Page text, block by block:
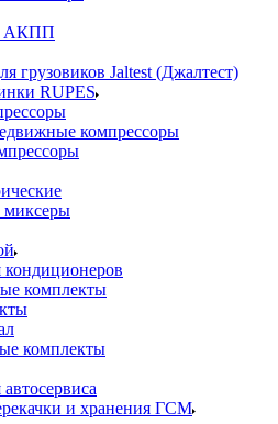
АКПП
грузовиков Jaltest (Джалтест)
RUPES
компрессоры
миксеры
комплекты
комплекты
и хранения ГСМ